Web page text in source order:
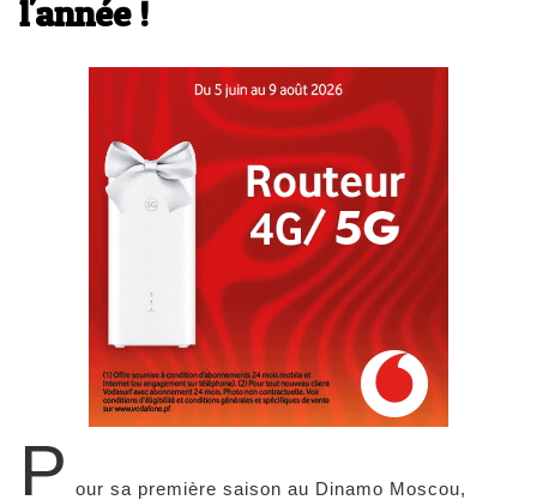
l'année !
P our sa première saison au Dinamo Moscou,